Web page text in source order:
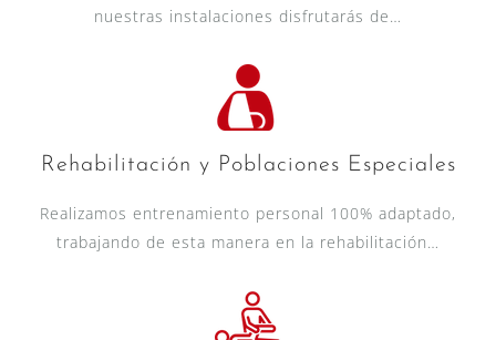
nuestras instalaciones disfrutarás de…
Rehabilitación y Poblaciones Especiales
Realizamos entrenamiento personal 100% adaptado,
trabajando de esta manera en la rehabilitación…